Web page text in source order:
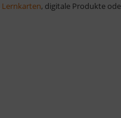
Lernkarten, digitale Produkte